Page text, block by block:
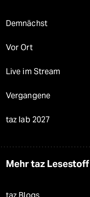
Demnächst
Vor Ort
Live im Stream
Vergangene
taz lab 2027
Mehr taz Lesestoff